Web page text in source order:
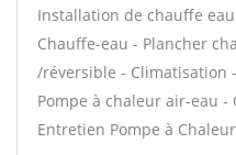
Installation de chauffe
Chauffe-eau - Plancher
/réversible - Climatisation
Pompe à chaleur air-eau
Entretien Pompe à